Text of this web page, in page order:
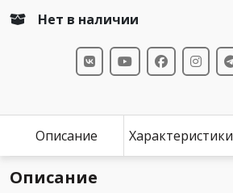
Нет в наличии
Описание Характеристики
Описание